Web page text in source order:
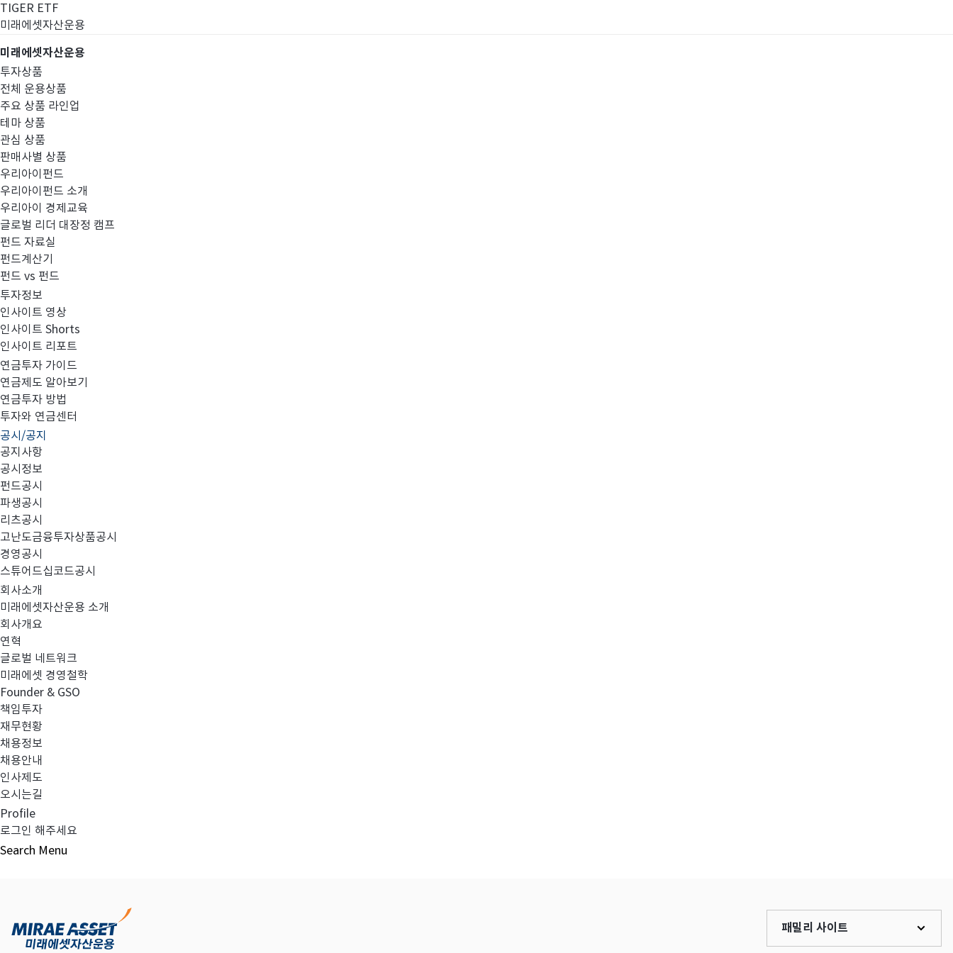
TIGER ETF
미래에셋자산운용
미래에셋자산운용
투자상품
전체 운용상품
주요 상품 라인업
테마 상품
관심 상품
판매사별 상품
우리아이펀드
우리아이펀드 소개
우리아이 경제교육
글로벌 리더 대장정 캠프
펀드 자료실
펀드계산기
펀드 vs 펀드
투자정보
인사이트 영상
인사이트 Shorts
인사이트 리포트
연금투자 가이드
연금제도 알아보기
연금투자 방법
투자와 연금센터
공시/공지
공지사항
공시정보
펀드공시
파생공시
리츠공시
고난도금융투자상품공시
경영공시
스튜어드십코드공시
회사소개
미래에셋자산운용 소개
회사개요
연혁
글로벌 네트워크
미래에셋 경영철학
Founder & GSO
책임투자
재무현황
채용정보
채용안내
인사제도
오시는길
Profile
로그인 해주세요
Search Menu
고난도금융투자상품
고난도금융투자상품_공시_20220818
이전글
다음글
목록보기
패밀리 사이트